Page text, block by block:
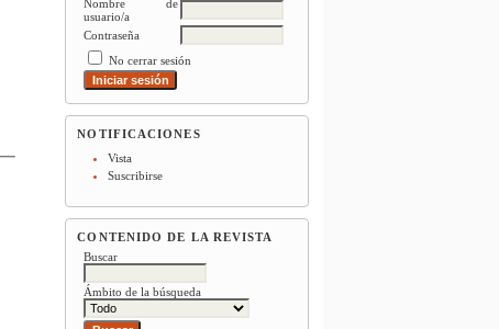
Nombre de
usuario/a
Contraseña
No cerrar sesión
NOTIFICACIONES
Vista
Suscribirse
CONTENIDO DE LA REVISTA
Buscar
Ámbito de la búsqueda